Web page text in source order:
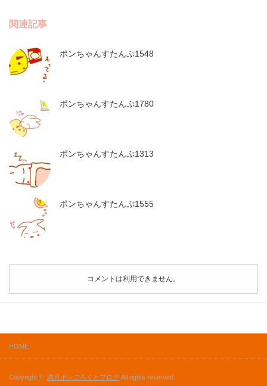
関連記事
ポンちゃんすたんぷ1548
ポンちゃんすたんぷ1780
ポンちゃんすたんぷ1313
ポンちゃんすたんぷ1555
コメントは利用できません。
HOME
Copyright © 満月ポンごろくとブログ All rights reserved.